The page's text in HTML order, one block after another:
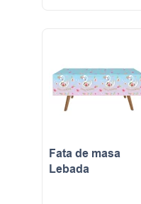
Fata de masa
Lebada